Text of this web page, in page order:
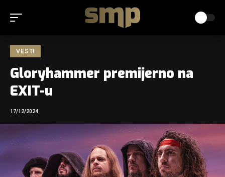
VESTI
Gloryhammer premijerno na
EXIT-u
17/12/2024